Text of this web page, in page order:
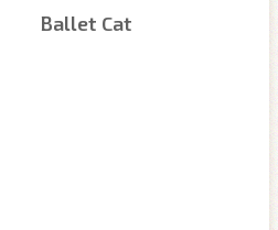
Ballet Cat